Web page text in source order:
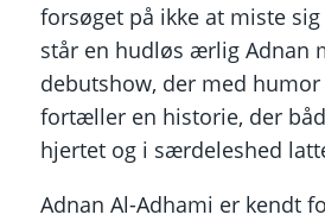
forsøget på ikke at miste sig
står en hudløs ærlig Adnan
debutshow, der med
fortæller en historie, der
hjertet og i særdeleshed
Adnan Al-Adhami er kendt